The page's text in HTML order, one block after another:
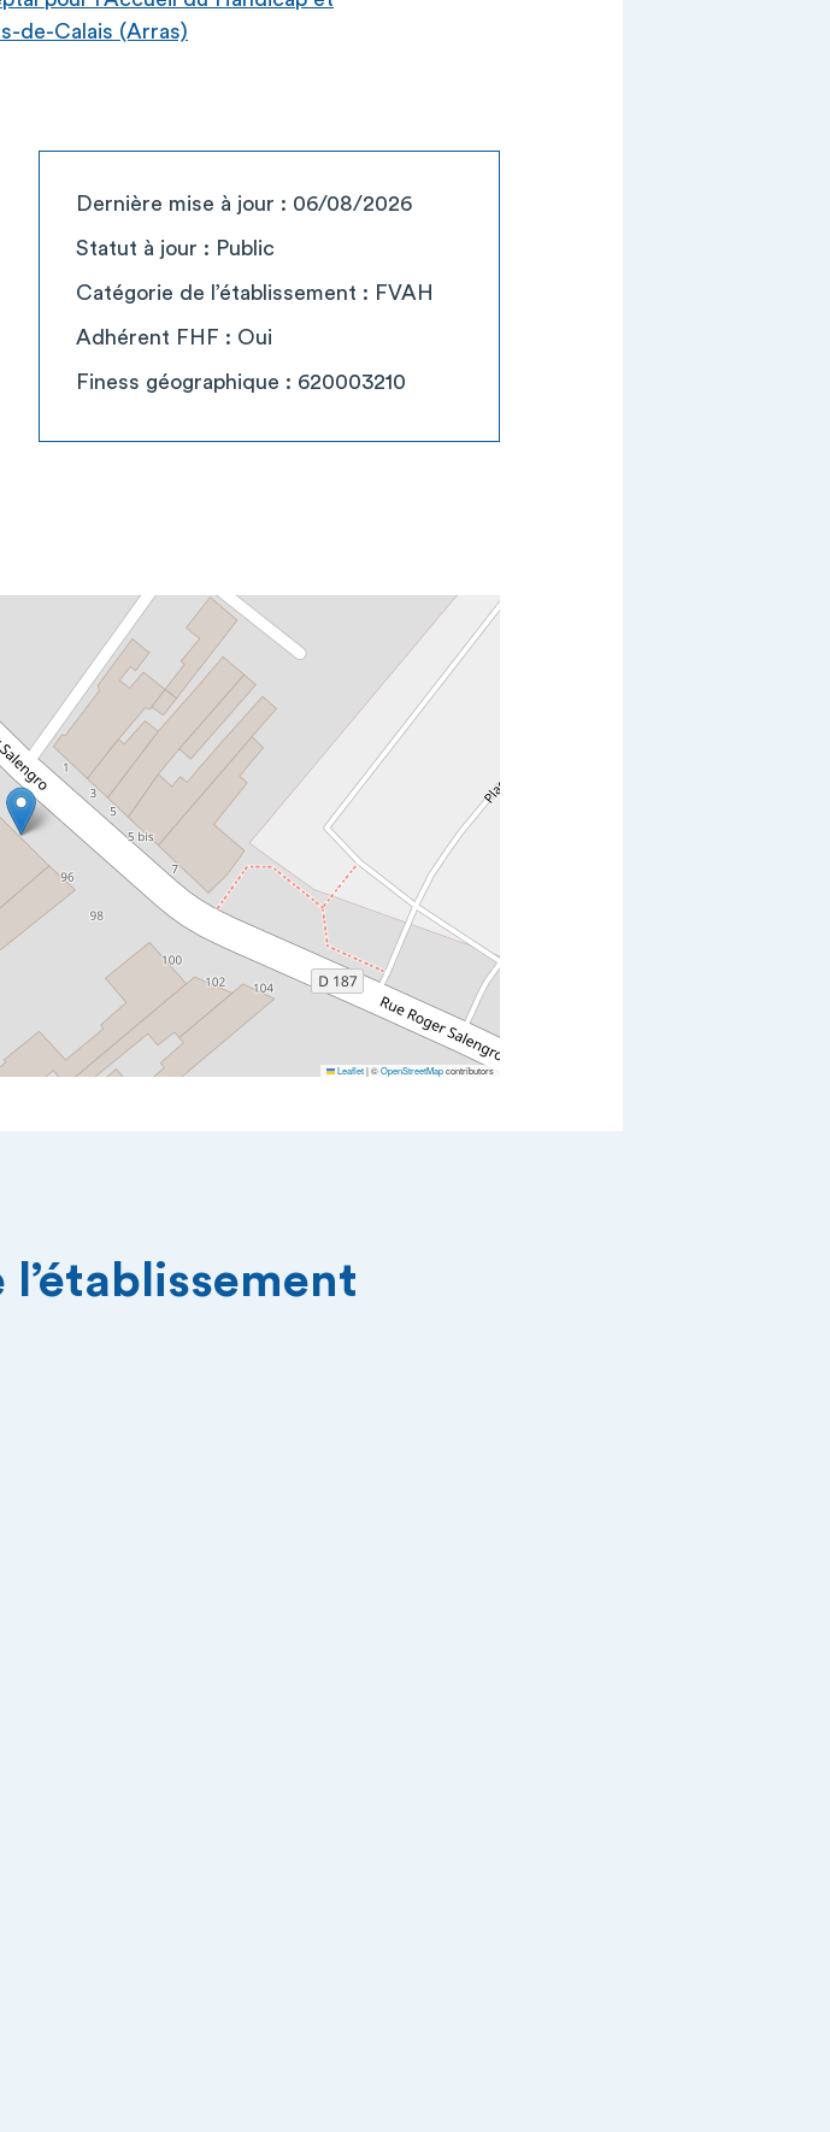
de-Calais (Arras)
Dernière mise à jour : 06/08/2026
Statut à jour : Public
Catégorie de l’établissement : FVAH
Adhérent FHF : Oui
Finess géographique : 620003210
Leaflet|©OpenStreetMapcontributors
l’établissement